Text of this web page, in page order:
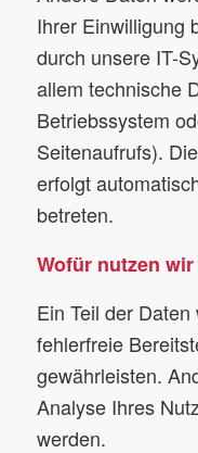
Ihrer Einwilligung
durch unsere IT-
allem technische
Betriebssystem
Seitenaufrufs).
erfolgt
betreten.
Wofür nutzen
Ein Teil der
fehlerfreie
gewährleisten.
Analyse Ihres
werden.